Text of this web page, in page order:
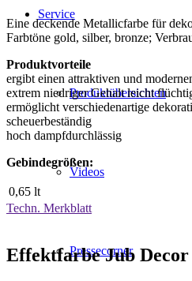
Service
Produktübersichten
Videos
Pressecorner
Eine deckende Metallicfarbe für
Farbtöne gold, silber, bronze;
Produktvorteile
ergibt einen attraktiven und
extrem niedriger Gehalt leicht
ermöglicht verschiedenartige
scheuerbeständig
hoch dampfdurchlässig
Gebindegrößen:
0,65 lt
Techn. Merkblatt
Effektfarbe Jub